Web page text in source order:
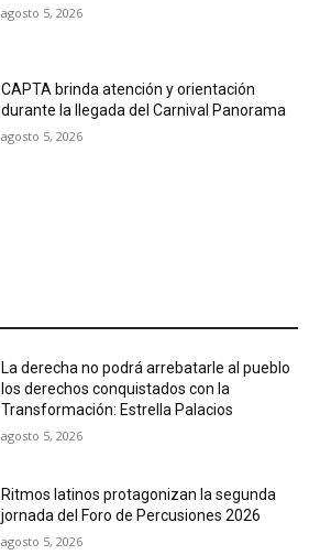
agosto 5, 2026
CAPTA brinda atención y orientación
durante la llegada del Carnival Panorama
agosto 5, 2026
La derecha no podrá arrebatarle al pueblo
los derechos conquistados con la
Transformación: Estrella Palacios
agosto 5, 2026
Ritmos latinos protagonizan la segunda
jornada del Foro de Percusiones 2026
agosto 5, 2026